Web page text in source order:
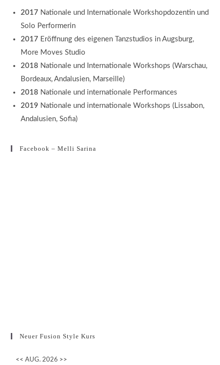
2017 Nationale und Internationale Workshopdozentin und
Solo Performerin
2017 Eröffnung des eigenen Tanzstudios in Augsburg,
More Moves Studio
2018 Nationale und Internationale Workshops (Warschau,
Bordeaux, Andalusien, Marseille)
2018 Nationale und internationale Performances
2019 Nationale und internationale Workshops (Lissabon,
Andalusien, Sofia)
Facebook – Melli Sarina
Neuer Fusion Style Kurs
<< AUG. 2026 >>